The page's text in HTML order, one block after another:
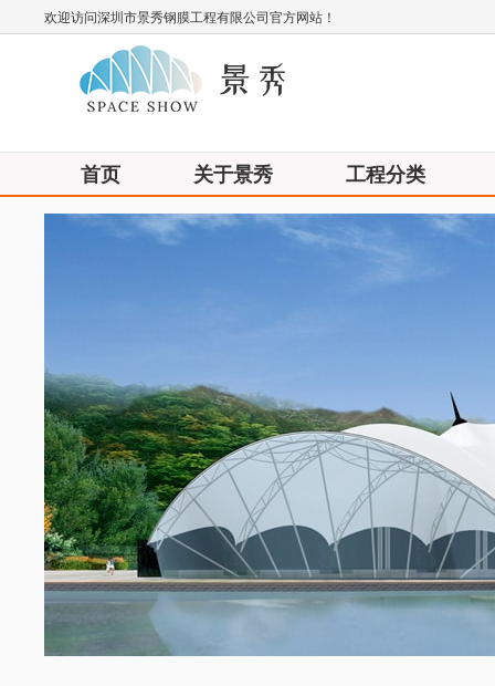
欢迎访问深圳市景秀钢膜工程有限公司官方网站！
首页 关于景秀 工程分类